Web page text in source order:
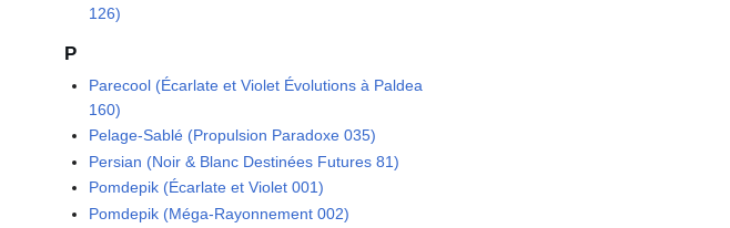
126)
P
Parecool (Écarlate et Violet Évolutions à Paldea
160)
Pelage-Sablé (Propulsion Paradoxe 035)
Persian (Noir & Blanc Destinées Futures 81)
Pomdepik (Écarlate et Violet 001)
Pomdepik (Méga-Rayonnement 002)